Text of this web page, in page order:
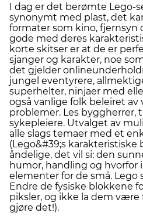
I dag er det berømte Lego-
synonymt med plast, det
formater som kino, fjernsyn
gode med deres
korte skitser er at de er
sjanger og karakter, noe
det gjelder
jungel eventyrere,
superhelter, ninjaer med
også vanlige folk beleiret av
problemer. Les byggherrer,
sykepleiere. Utvalget av
alle slags temaer med et
(Lego&#39;s karakteristiske
åndelige, det vil si: den
humor, handling og hvorfor
elementer for de små. Lego
Endre de fysiske blokkene
piksler, og ikke la dem
gjøre det!).